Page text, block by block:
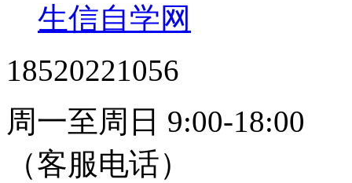
生信自学网
18520221056
周一至周日 9:00-18:00
（客服电话）